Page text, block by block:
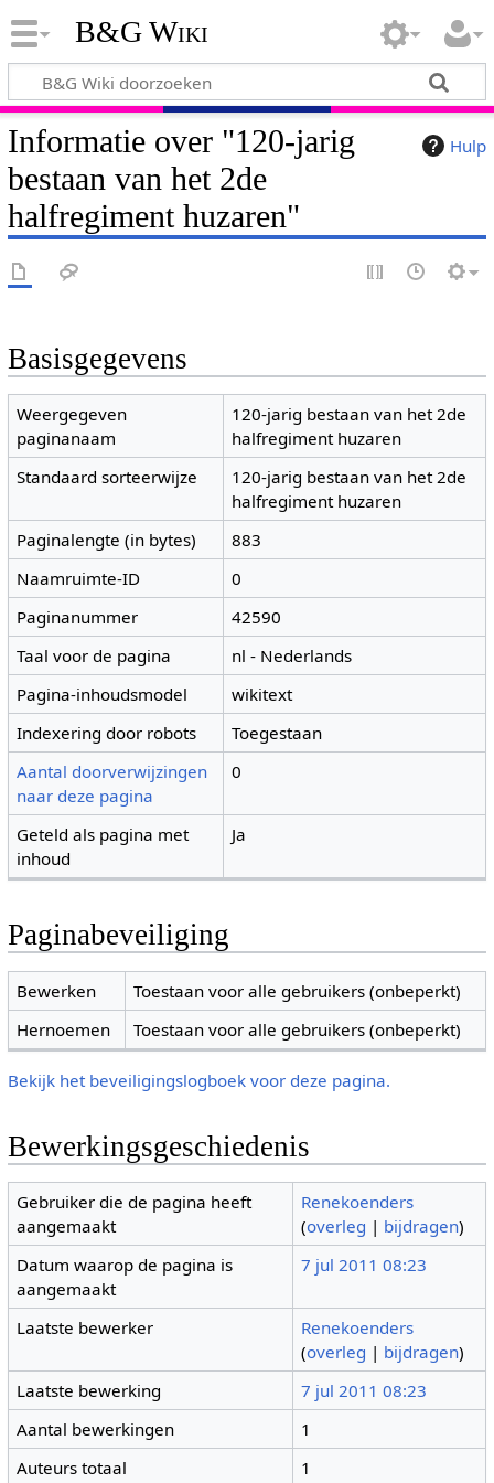
B&G Wiki
Hulp
Informatie over "120-jarig
bestaan van het 2de
halfregiment huzaren"
Basisgegevens
Weergegeven
paginanaam
120-jarig bestaan van het 2de
halfregiment huzaren
Standaard sorteerwijze
120-jarig bestaan van het 2de
halfregiment huzaren
Paginalengte (in bytes)
883
Naamruimte-ID
0
Paginanummer
42590
Taal voor de pagina
nl - Nederlands
Pagina-inhoudsmodel
wikitext
Indexering door robots
Toegestaan
Aantal doorverwijzingen
naar deze pagina
0
Geteld als pagina met
inhoud
Ja
Paginabeveiliging
Bewerken
Toestaan voor alle gebruikers (onbeperkt)
Hernoemen
Toestaan voor alle gebruikers (onbeperkt)
Bekijk het beveiligingslogboek voor deze pagina.
Bewerkingsgeschiedenis
Gebruiker die de pagina heeft
aangemaakt
Renekoenders
(overleg | bijdragen)
Datum waarop de pagina is
aangemaakt
7 jul 2011 08:23
Laatste bewerker
Renekoenders
(overleg | bijdragen)
Laatste bewerking
7 jul 2011 08:23
Aantal bewerkingen
1
Auteurs totaal
1